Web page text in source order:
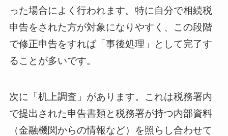
った場合によく行われます。特に自分で相続税
申告をされた方が対象になりやすく、この段階
で修正申告をすれば「事後処理」として完了す
ることが多いです。
次に「机上調査」があります。これは税務署内
で提出された申告書類と税務署が持つ内部資料
（金融機関からの情報など）を照らし合わせて